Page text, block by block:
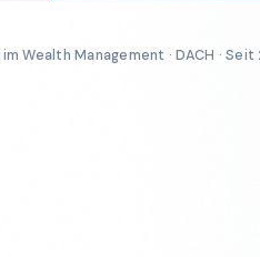
Wealth Management · DACH ·